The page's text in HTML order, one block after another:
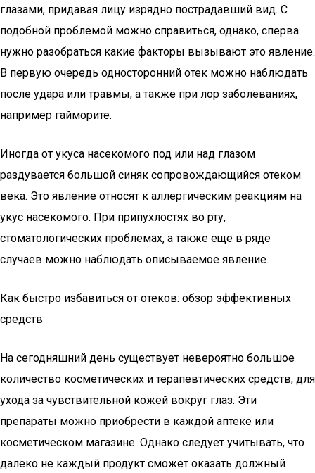
глазами, придавая лицу изрядно пострадавший вид. С
подобной проблемой можно справиться, однако, сперва
нужно разобраться какие факторы вызывают это явление.
В первую очередь односторонний отек можно наблюдать
после удара или травмы, а также при лор заболеваниях,
например гайморите.
Иногда от укуса насекомого под или над глазом
раздувается большой синяк сопровождающийся отеком
века. Это явление относят к аллергическим реакциям на
укус насекомого. При припухлостях во рту,
стоматологических проблемах, а также еще в ряде
случаев можно наблюдать описываемое явление.
Как быстро избавиться от отеков: обзор эффективных
средств
На сегодняшний день существует невероятно большое
количество косметических и терапевтических средств, для
ухода за чувствительной кожей вокруг глаз. Эти
препараты можно приобрести в каждой аптеке или
косметическом магазине. Однако следует учитывать, что
далеко не каждый продукт сможет оказать должный